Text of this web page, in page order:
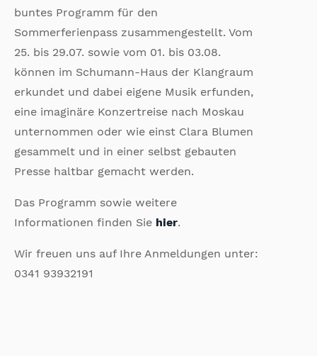
buntes Programm für den
Sommerferienpass zusammengestellt. Vom
25. bis 29.07. sowie vom 01. bis 03.08.
können im Schumann-Haus der Klangraum
erkundet und dabei eigene Musik erfunden,
eine imaginäre Konzertreise nach Moskau
unternommen oder wie einst Clara Blumen
gesammelt und in einer selbst gebauten
Presse haltbar gemacht werden.
Das Programm sowie weitere
Informationen finden Sie hier.
Wir freuen uns auf Ihre Anmeldungen unter:
0341 93932191